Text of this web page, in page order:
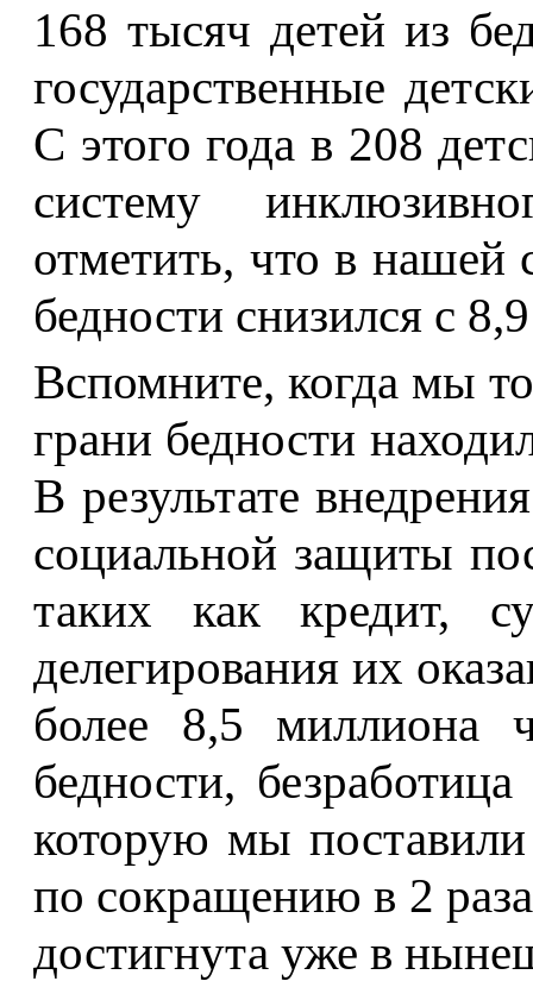
168 тысяч детей из
государственные
С этого года в 208
систему
отметить, что в нашей
бедности снизился с
Вспомните, когда мы
грани бедности
В результате
социальной защиты
таких как кредит,
делегирования их
более 8,5 миллиона
бедности,
которую мы
по сокращению в 2
достигнута уже в